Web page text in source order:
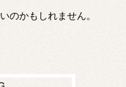
のかもしれません。